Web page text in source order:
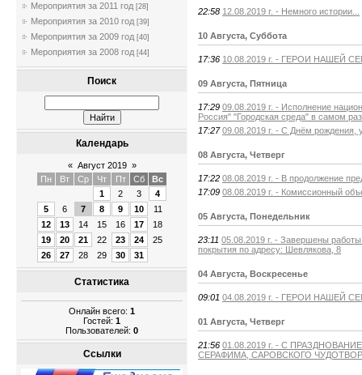
Мероприятия за 2011 год [28]
Мероприятия за 2010 год [39]
Мероприятия за 2009 год [40]
Мероприятия за 2008 год [44]
Поиск
Календарь
« Август 2019 »
Пн
Вт Ср Чт Пт Сб
Вс
1
2 3
4
5
6 7 8 9 10
11
12
13 14 15 16 17
18
19
20 21 22 23 24
25
26
27 28 29 30 31
Статистика
Онлайн всего: 1
Гостей: 1
Пользователей: 0
Ссылки
22:58 12.08.2019 г. - Немного истории...
10 Августа, Суббота
17:36 10.08.2019 г. - ГЕРОИ НАШЕЙ
09 Августа, Пятница
17:29 09.08.2019 г. - Исполнение
Россия" "Городская среда" в самом
17:27 09.08.2019 г. - С Днём рождения,
08 Августа, Четверг
17:22 08.08.2019 г. - В продолжение
17:09 08.08.2019 г. - Комиссионный
05 Августа, Понедельник
23:11 05.08.2019 г. - Завершены
покрытия по адресу: Шевлякова, 8
04 Августа, Воскресенье
09:01 04.08.2019 г. - ГЕРОИ НАШЕЙ
01 Августа, Четверг
21:56 01.08.2019 г. - С
СЕРАФИМА, САРОВСКОГО